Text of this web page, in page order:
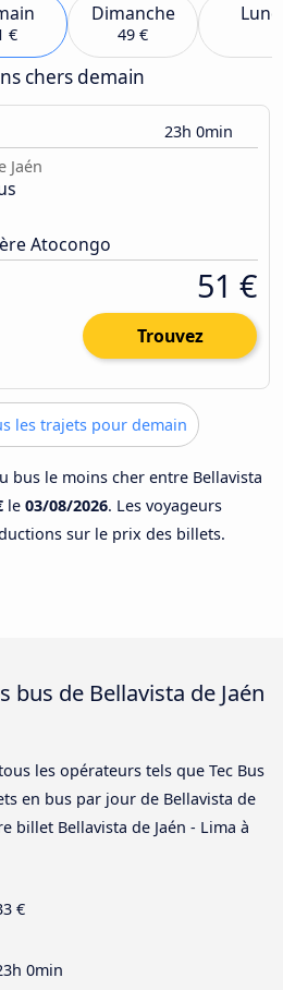
€
Dimanche
49 €
chers demain
23h 0min
Jaén
Atocongo
51 €
Trouvez
les trajets pour demain
bus le moins cher entre Bellavista
le 03/08/2026. Les voyageurs
sur le prix des billets.
de Bellavista de Jaén
les opérateurs tels que Tec Bus
en bus par jour de Bellavista de
billet Bellavista de Jaén - Lima à
€
0min